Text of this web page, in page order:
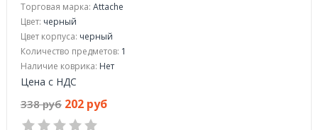
Торговая марка: Attache
Цвет: черный
Цвет корпуса: черный
Количество предметов: 1
Наличие коврика: Нет
Цена с НДС
338 руб 202 руб